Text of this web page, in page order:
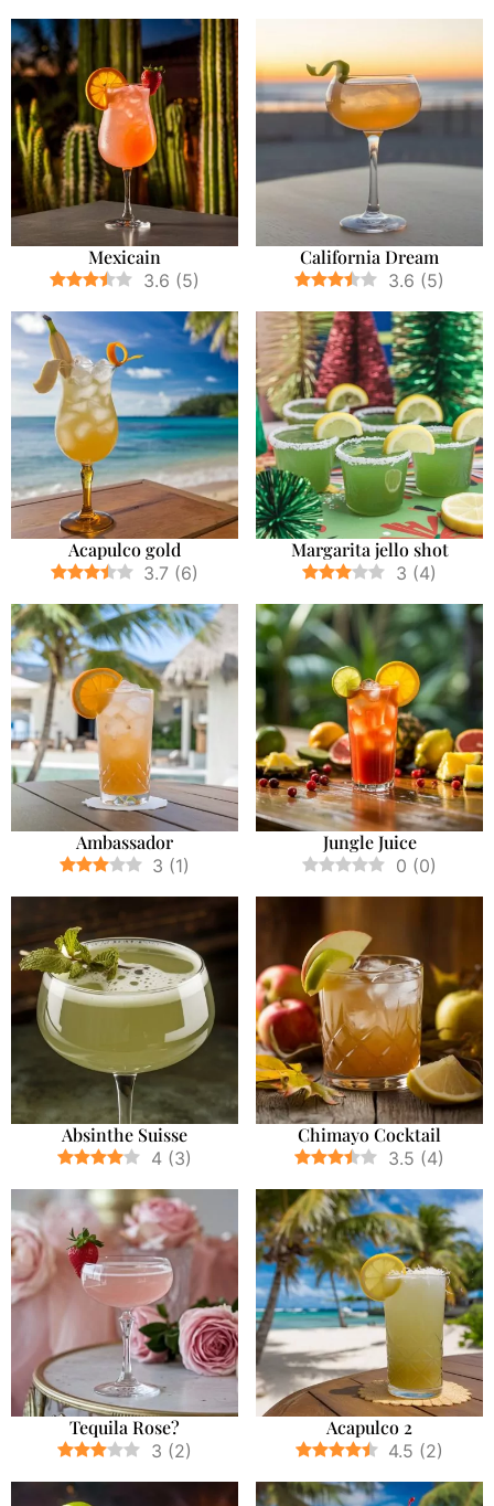
Mexicain
3.6 (5)
California Dream
3.6 (5)
Acapulco gold
3.7 (6)
Margarita jello shot
3 (4)
Ambassador
3 (1)
Jungle Juice
0 (0)
Absinthe Suisse
4 (3)
Chimayo Cocktail
3.5 (4)
Tequila Rose?
3 (2)
Acapulco 2
4.5 (2)